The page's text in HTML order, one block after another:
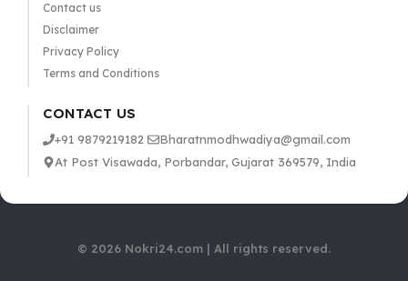
Contact us
Disclaimer
Privacy Policy
Terms and Conditions
CONTACT US
+91 9879219182
Bharatnmodhwadiya@gmail.com
At Post Visawada, Porbandar, Gujarat 369579, India
© 2026 Nokri24.com | All rights reserved.